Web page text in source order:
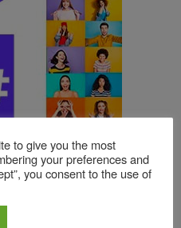
pe scena Festivalului
to give you the most
your preferences and
you consent to the use of